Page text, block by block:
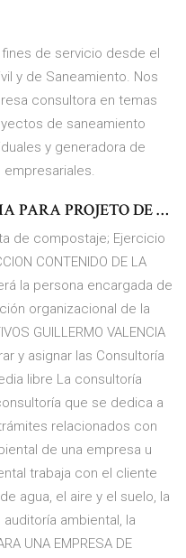
de servicio desde el
y de Saneamiento. Nos
consultora en temas
de saneamiento
y generadora de
PARA PROJETO DE …
de compostaje; Ejercicio
CONTENIDO DE LA
la persona encargada de
organizacional de la
GUILLERMO VALENCIA
y asignar las Consultoría
libre La consultoría
que se dedica a
relacionados con
de una empresa u
trabaja con el cliente
agua, el aire y el suelo, la
ambiental, la
UNA EMPRESA DE